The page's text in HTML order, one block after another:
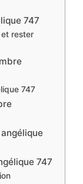
747
rester
747
747